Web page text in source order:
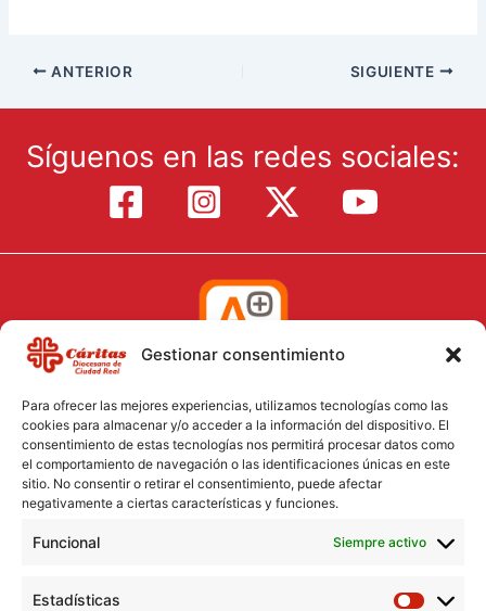
Gestionar consentimiento
Para ofrecer las mejores experiencias, utilizamos tecnologías como las
cookies para almacenar y/o acceder a la información del dispositivo. El
consentimiento de estas tecnologías nos permitirá procesar datos como
el comportamiento de navegación o las identificaciones únicas en este
sitio. No consentir o retirar el consentimiento, puede afectar
negativamente a ciertas características y funciones.
Funcional Siempre activo
Estadísticas
ANTERIOR SIGUIENTE
Síguenos en las redes sociales:
Aviso Legal
Política de Cookies